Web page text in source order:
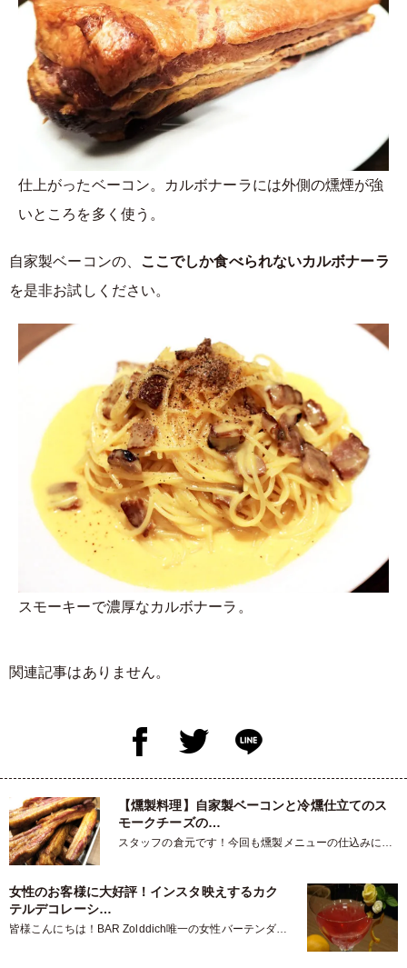
仕上がったベーコン。カルボナーラには外側の燻煙が強
いところを多く使う。
自家製ベーコンの、
ここでしか食べられないカルボナーラ
を是非お試しください。
スモーキーで濃厚なカルボナーラ。
関連記事はありません。
【燻製料理】自家製ベーコンと冷燻仕立てのス
モークチーズの…
スタッフの倉元です！今回も燻製メニューの仕込みに挑
女性のお客様に大好評！インスタ映えするカク
テルデコレーシ…
皆様こんにちは！BAR Zolddich唯一の女性バーテンダー